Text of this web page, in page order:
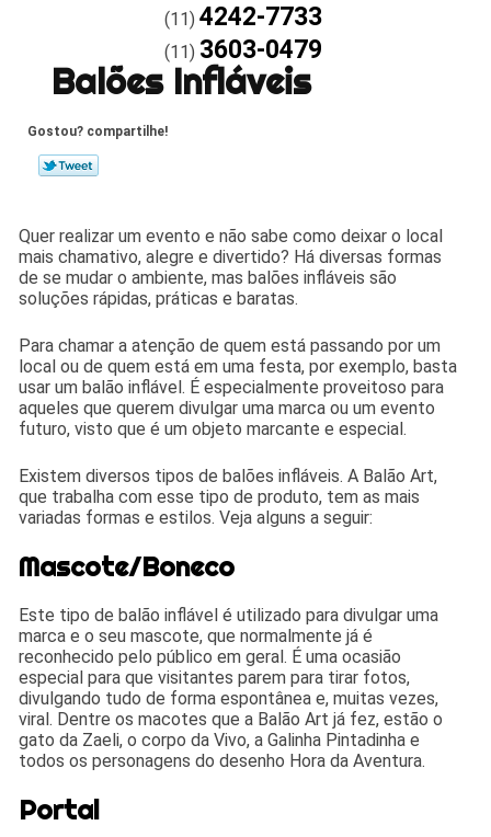
(11) 4242-7733
(11) 3603-0479
Balões Infláveis
Gostou? compartilhe!
Quer realizar um evento e não sabe como deixar o local
mais chamativo, alegre e divertido? Há diversas formas
de se mudar o ambiente, mas balões infláveis são
soluções rápidas, práticas e baratas.
Para chamar a atenção de quem está passando por um
local ou de quem está em uma festa, por exemplo, basta
usar um balão inflável. É especialmente proveitoso para
aqueles que querem divulgar uma marca ou um evento
futuro, visto que é um objeto marcante e especial.
Existem diversos tipos de balões infláveis. A Balão Art,
que trabalha com esse tipo de produto, tem as mais
variadas formas e estilos. Veja alguns a seguir:
Mascote/Boneco
Este tipo de balão inflável é utilizado para divulgar uma
marca e o seu mascote, que normalmente já é
reconhecido pelo público em geral. É uma ocasião
especial para que visitantes parem para tirar fotos,
divulgando tudo de forma espontânea e, muitas vezes,
viral. Dentre os macotes que a Balão Art já fez, estão o
gato da Zaeli, o corpo da Vivo, a Galinha Pintadinha e
todos os personagens do desenho Hora da Aventura.
Portal